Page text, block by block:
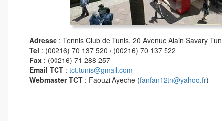
Adresse : Tennis Club de Tunis, 20 Avenue Alain Savary
Tel : (00216) 70 137 520 / (00216) 70 137 522
Fax : (00216) 71 288 257
Email TCT : tct.tunis@gmail.com
Webmaster TCT : Faouzi Ayeche (fanfan12tn@yahoo.fr)